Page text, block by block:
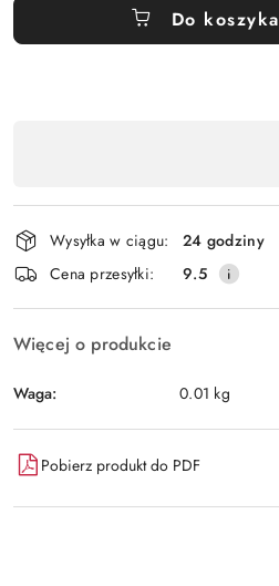
Do koszyka
płatność
i
dostawa
Wysyłka w ciągu:
24 godziny
Cena przesyłki:
9.5
Więcej o produkcie
Waga: 0.01 kg
Pobierz produkt do PDF